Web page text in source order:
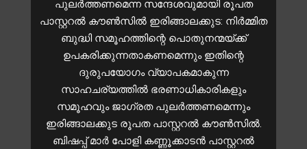
പുലർത്തണമെന്ന സന്ദേശവുമായി രൂപത
പാസ്റ്ററല്‍ കൗണ്‍സില്‍ ഇരിങ്ങാലക്കുട: നിര്‍മ്മിത
ബുദ്ധി സമൂഹത്തിന്റെ പൊതുനന്മയ്ക്ക്
ഉപകരിക്കുന്നതാകണമെന്നും ഇതിന്റെ
ദുരുപയോഗം വ്യാപകമാകുന്ന
സാഹചര്യത്തില്‍ ഭരണാധികാരികളും
സമൂഹവും ജാഗ്രത പുലര്‍ത്തണമെന്നും
ഇരിങ്ങാലക്കുട രൂപത പാസ്റ്ററല്‍ കൗണ്‍സില്‍.
ബിഷപ്പ് മാര്‍ പോളി കണ്ണൂക്കാടന്‍ പാസ്റ്ററല്‍